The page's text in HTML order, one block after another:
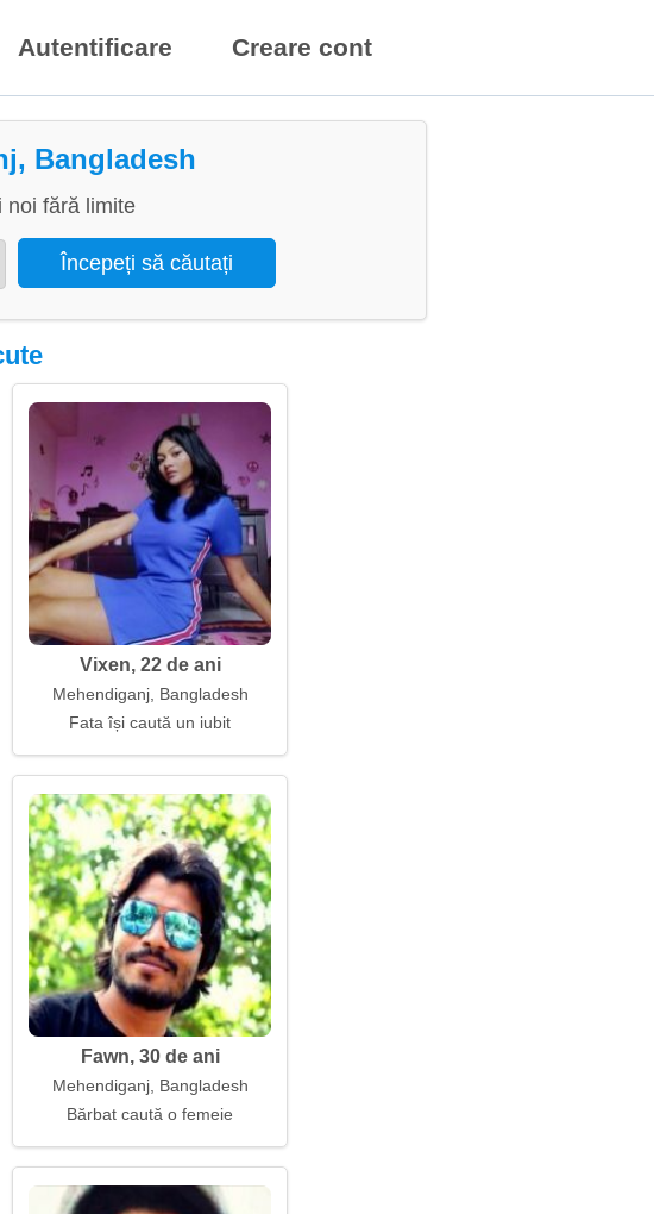
Autentificare Creare cont
Bangladesh
noi fără limite
Vixen, 22 de ani
Mehendiganj, Bangladesh
Fata își caută un iubit
Fawn, 30 de ani
Mehendiganj, Bangladesh
Bărbat caută o femeie